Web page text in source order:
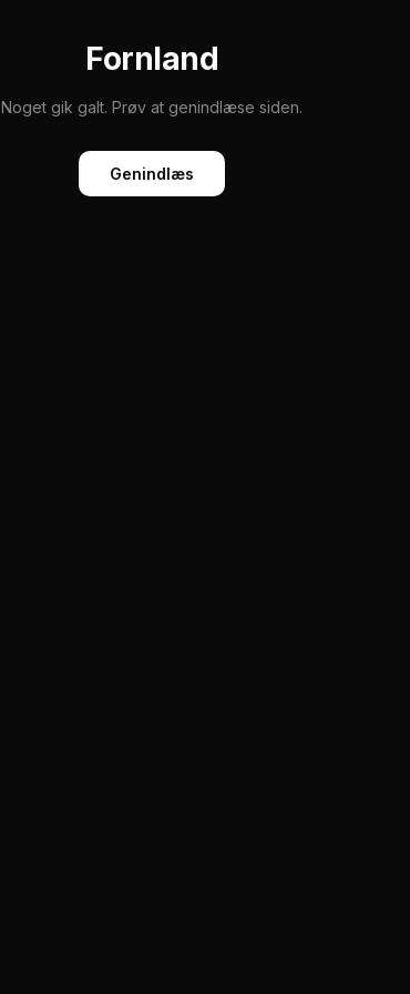
Fornland
Noget gik galt. Prøv at genindlæse siden.
Genindlæs